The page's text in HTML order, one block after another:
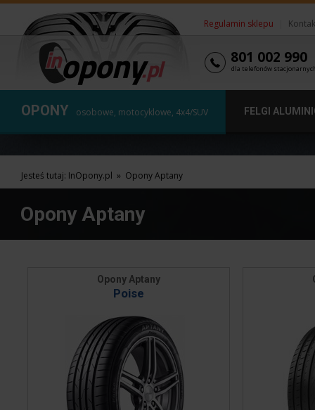
Regulamin sklepu
801 002 990
dla telefonów
OPONY osobowe, motocyklowe, 4x4/SUV FELGI
Jesteś tutaj: InOpony.pl » Opony Aptany
Opony Aptany
Opony Aptany
Poise